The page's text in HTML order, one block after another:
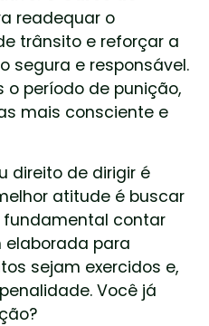
readequar o
trânsito e reforçar a
segura e responsável.
o período de punição,
mais consciente e
direito de dirigir é
atitude é buscar
fundamental contar
para
sejam exercidos e,
Você já